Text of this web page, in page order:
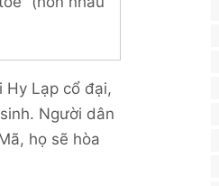
Hy Lạp cổ đại,
Người dân
họ sẽ hòa